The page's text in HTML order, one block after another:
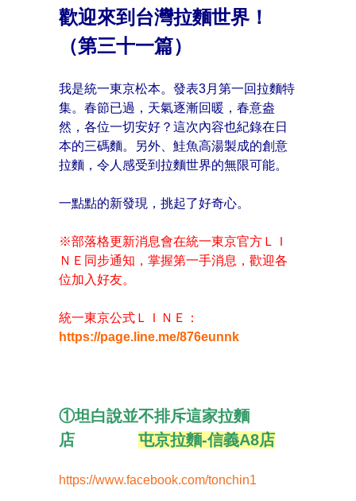
歡迎來到台灣拉麵世界！
（第三十一篇）
我是統一東京松本。發表3月第一回拉麵特
集。春節已過，天氣逐漸回暖，春意盎
然，各位一切安好？這次內容也紀錄在日
本的三碼麵。另外、鮭魚高湯製成的創意
拉麵，令人感受到拉麵世界的無限可能。
一點點的新發現，挑起了好奇心。
※部落格更新消息會在統一東京官方ＬＩ
ＮＥ同步通知，掌握第一手消息，歡迎各
位加入好友。
統一東京公式ＬＩＮＥ：
https://page.line.me/876eunnk
①坦白說並不排斥這家拉麵
店 屯京拉麵-信義A8店
https://www.facebook.com/tonchin1